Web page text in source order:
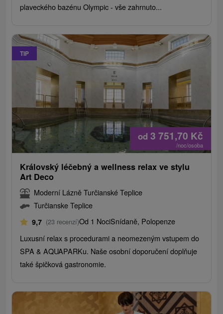
plaveckého bazénu Olympic - vše zahrnuto...
TIP
od 3 751,70 Kč
/noc/osoba
Královský léčebný a wellness relax ve stylu
Art Deco
Moderní Lázně Turčianské Teplice
Turčianske Teplice
9,7 (23 recenzí)Od 1 NociSnídaně, Polopenze
Luxusní relax s procedurami a neomezeným vstupem do
SPA & AQUAPARKu. Naše osobní doporučení doplňuje
také špičková gastronomie.